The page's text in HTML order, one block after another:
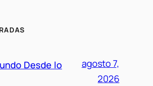
Desde lo
agosto 7,
2026